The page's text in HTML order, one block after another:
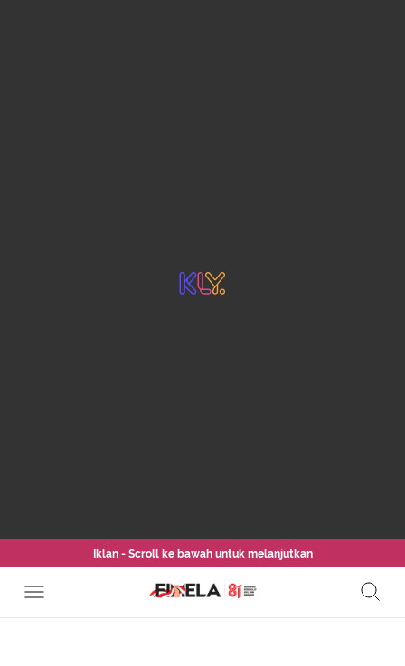
Iklan - Scroll ke bawah untuk melanjutkan